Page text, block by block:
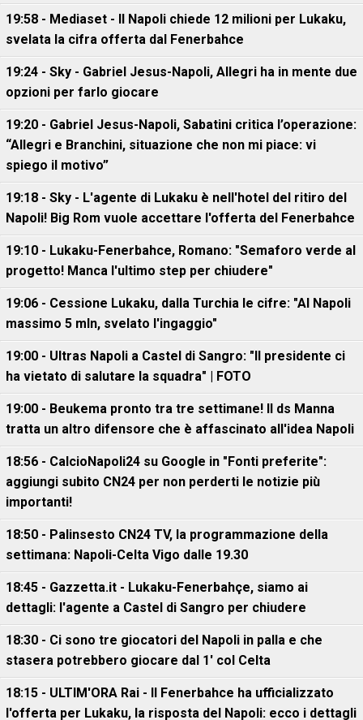
19:58 - Mediaset - Il Napoli chiede 12 milioni per Lukaku,
svelata la cifra offerta dal Fenerbahce
19:24 - Sky - Gabriel Jesus-Napoli, Allegri ha in mente due
opzioni per farlo giocare
19:20 - Gabriel Jesus-Napoli, Sabatini critica l’operazione:
“Allegri e Branchini, situazione che non mi piace: vi
spiego il motivo”
19:18 - Sky - L'agente di Lukaku è nell'hotel del ritiro del
Napoli! Big Rom vuole accettare l'offerta del Fenerbahce
19:10 - Lukaku-Fenerbahce, Romano: "Semaforo verde al
progetto! Manca l'ultimo step per chiudere"
19:06 - Cessione Lukaku, dalla Turchia le cifre: "Al Napoli
massimo 5 mln, svelato l'ingaggio"
19:00 - Ultras Napoli a Castel di Sangro: "Il presidente ci
ha vietato di salutare la squadra" | FOTO
19:00 - Beukema pronto tra tre settimane! Il ds Manna
tratta un altro difensore che è affascinato all'idea Napoli
18:56 - CalcioNapoli24 su Google in "Fonti preferite":
aggiungi subito CN24 per non perderti le notizie più
importanti!
18:50 - Palinsesto CN24 TV, la programmazione della
settimana: Napoli-Celta Vigo dalle 19.30
18:45 - Gazzetta.it - Lukaku-Fenerbahçe, siamo ai
dettagli: l'agente a Castel di Sangro per chiudere
18:30 - Ci sono tre giocatori del Napoli in palla e che
stasera potrebbero giocare dal 1' col Celta
18:15 - ULTIM'ORA Rai - Il Fenerbahce ha ufficializzato
l'offerta per Lukaku, la risposta del Napoli: ecco i dettagli